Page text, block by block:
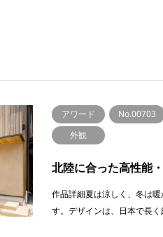
アワード No.00703
外観
北陸に合った高性能
作品詳細夏は涼しく、冬は
す。デザインは、日本で長